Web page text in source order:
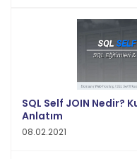
SQL Self JOIN Nedir?
Anlatım
08.02.2021